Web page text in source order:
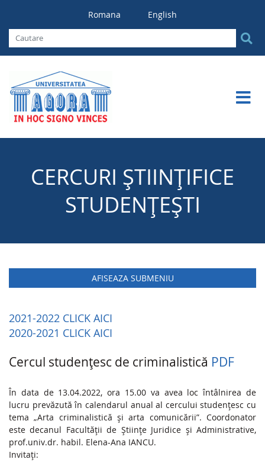
Romana English
CERCURI ȘTIINȚIFICE
STUDENȚEȘTI
AFISEAZA SUBMENIU
2021-2022 CLICK AICI
2020-2021 CLICK AICI
Cercul studențesc de criminalistică PDF
În data de 13.04.2022, ora 15.00 va avea loc întâlnirea de
lucru prevăzută în calendarul anual al cercului studențesc cu
tema „Arta criminalistică și arta comunicării”. Coordonator
este decanul Facultății de Științe Juridice și Administrative,
prof.univ.dr. habil. Elena-Ana IANCU.
Invitați: